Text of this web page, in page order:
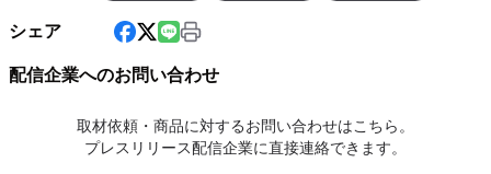
シェア
配信企業へのお問い合わせ
取材依頼・商品に対するお問い合わせはこちら。
プレスリリース配信企業に直接連絡できます。